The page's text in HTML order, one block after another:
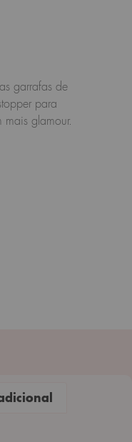
garrafas de
para
glamour.